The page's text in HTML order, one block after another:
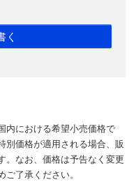
く
内における希望小売価格で
別価格が適用される場合、販
。なお、価格は予告なく変更
了承ください。